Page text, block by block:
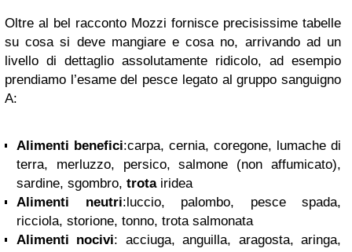
Oltre al bel racconto Mozzi fornisce precisissime tabelle
su cosa si deve mangiare e cosa no, arrivando ad un
livello di dettaglio assolutamente ridicolo, ad esempio
prendiamo l’esame del pesce legato al gruppo sanguigno
A:
Alimenti benefici:carpa, cernia, coregone, lumache di
terra, merluzzo, persico, salmone (non affumicato),
sardine, sgombro, trotairidea
Alimenti neutri:luccio, palombo, pesce spada,
ricciola, storione, tonno, trota salmonata
Alimenti nocivi: acciuga, anguilla, aragosta, aringa,